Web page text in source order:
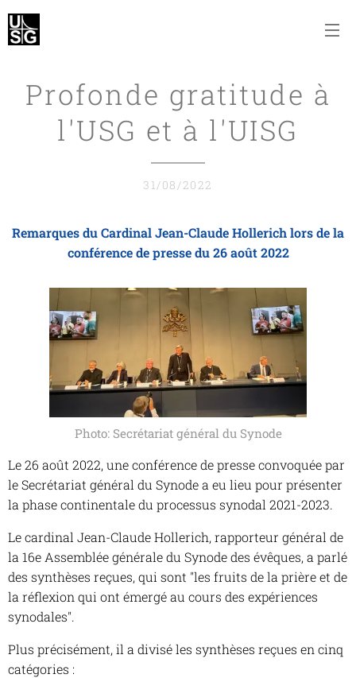
Profonde gratitude à
l'USG et à l'UISG
31/08/2022
Remarques du Cardinal Jean-Claude Hollerich lors de la
conférence de presse du 26 août 2022
Photo: Secrétariat général du Synode
Le 26 août 2022, une conférence de presse convoquée par
le Secrétariat général du Synode a eu lieu pour présenter
la phase continentale du processus synodal 2021-2023.
Le cardinal Jean-Claude Hollerich, rapporteur général de
la 16e Assemblée générale du Synode des évêques, a parlé
des synthèses reçues, qui sont "les fruits de la prière et de
la réflexion qui ont émergé au cours des expériences
synodales".
Plus précisément, il a divisé les synthèses reçues en cinq
catégories :